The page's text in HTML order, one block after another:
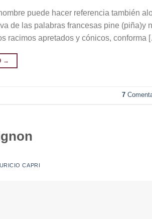
puede hacer referencia también
de las palabras francesas pine (piña)y
racimos apretados y cónicos, conforma
→
7
CAPRI